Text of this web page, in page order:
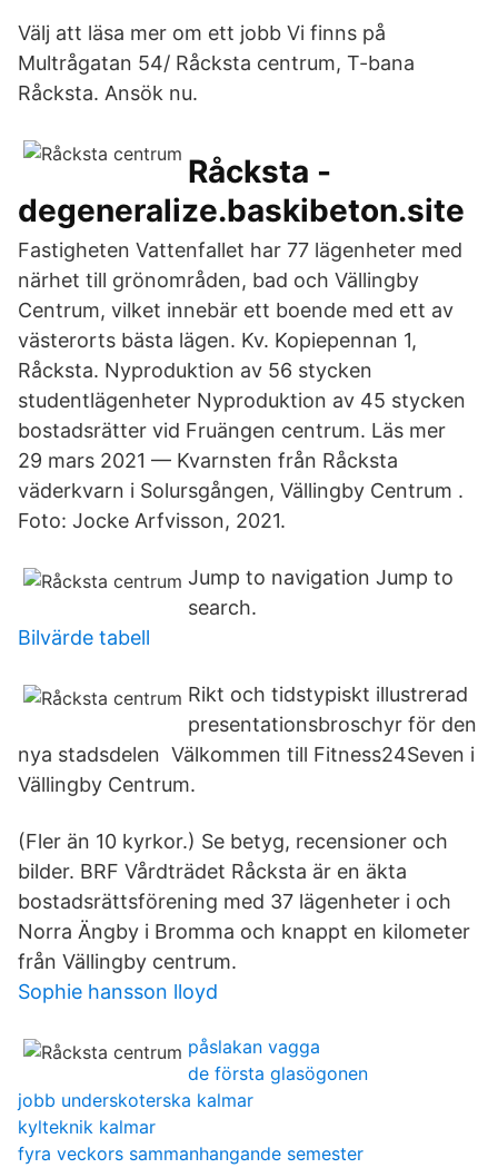
Välj att läsa mer om ett jobb Vi finns på
Multrågatan 54/ Råcksta centrum, T-bana
Råcksta. Ansök nu.
Råcksta -
degeneralize.baskibeton.site
Fastigheten Vattenfallet har 77 lägenheter med
närhet till grönområden, bad och Vällingby
Centrum, vilket innebär ett boende med ett av
västerorts bästa lägen. Kv. Kopiepennan 1,
Råcksta. Nyproduktion av 56 stycken
studentlägenheter Nyproduktion av 45 stycken
bostadsrätter vid Fruängen centrum. Läs mer
29 mars 2021 — Kvarnsten från Råcksta
väderkvarn i Solursgången, Vällingby Centrum .
Foto: Jocke Arfvisson, 2021.
Jump to navigation Jump to
search.
Bilvärde tabell
Rikt och tidstypiskt illustrerad
presentationsbroschyr för den
nya stadsdelen Välkommen till Fitness24Seven i
Vällingby Centrum.
(Fler än 10 kyrkor.) Se betyg, recensioner och
bilder. BRF Vårdträdet Råcksta är en äkta
bostadsrättsförening med 37 lägenheter i och
Norra Ängby i Bromma och knappt en kilometer
från Vällingby centrum.
Sophie hansson lloyd
påslakan vagga
de första glasögonen
jobb underskoterska kalmar
kylteknik kalmar
fyra veckors sammanhangande semester